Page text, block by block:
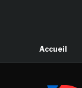
Accueil